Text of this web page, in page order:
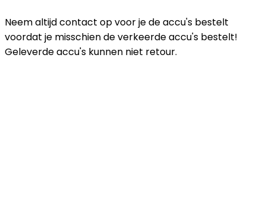
Neem altijd contact op voor je de accu's bestelt
voordat je misschien de verkeerde accu's bestelt!
Geleverde accu's kunnen niet retour.